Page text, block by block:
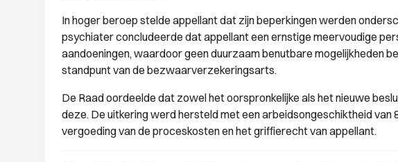
In hoger beroep stelde appellant dat zijn beperkingen werden
psychiater concludeerde dat appellant een ernstige meervoudige
aandoeningen, waardoor geen duurzaam benutbare mogelijkheden
standpunt van de bezwaarverzekeringsarts.
De Raad oordeelde dat zowel het oorspronkelijke als het nieuwe
deze. De uitkering werd hersteld met een arbeidsongeschiktheid
vergoeding van de proceskosten en het griffierecht van appellant.